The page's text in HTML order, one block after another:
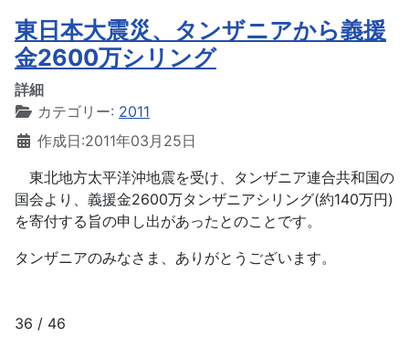
東日本大震災、タンザニアから義援
金2600万シリング
詳細
カテゴリー: 2011
作成日:2011年03月25日
東北地方太平洋沖地震を受け、タンザニア連合共和国の
国会より、義援金2600万タンザニアシリング(約140万円)
を寄付する旨の申し出があったとのことです。
タンザニアのみなさま、ありがとうございます。
36 / 46